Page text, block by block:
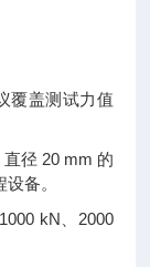
覆盖测试力值
径 20 mm 的
备。
kN、2000